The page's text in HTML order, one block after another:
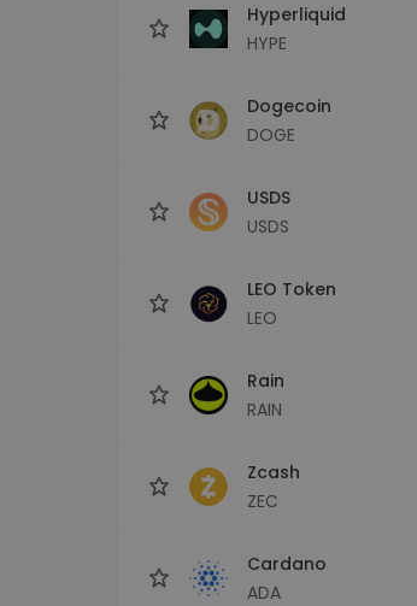
Hyperliquid
HYPE
Dogecoin
DOGE
USDS
USDS
LEO Token
LEO
Rain
RAIN
Zcash
ZEC
Cardano
ADA